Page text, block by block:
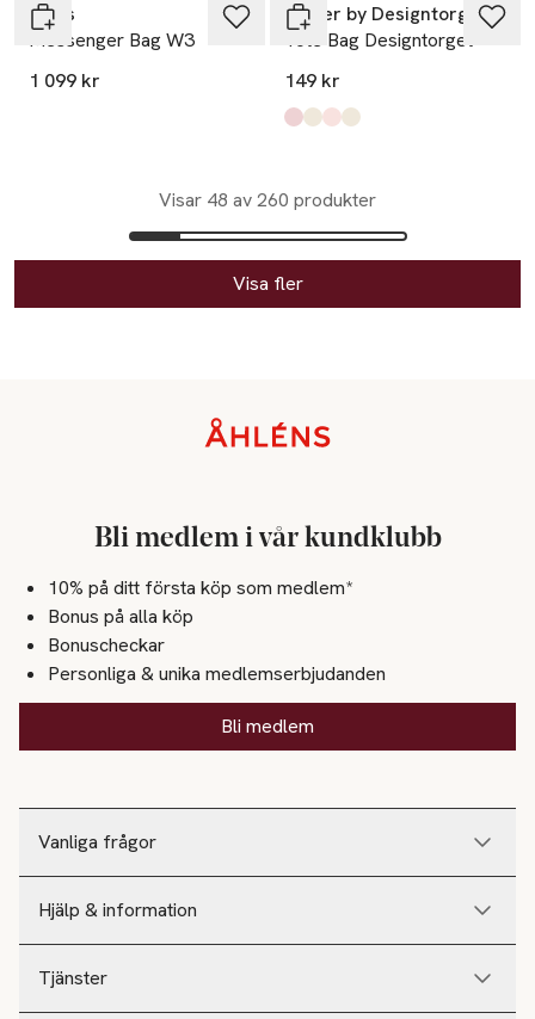
Rains
Messenger Bag W3
1 099 kr
Atelier by Designtorget
Tote Bag Designtorget
149 kr
Produkten finns i färgerna:
svart,
grön,
klargrön,
blå,
Visar 48 av 260 produkter
Visa fler
Vanliga frågor
Hjälp & information
Tjänster
Bli medlem i vår kundklubb
10% på ditt första köp som medlem*
Bonus på alla köp
Bonuscheckar
Personliga & unika medlemserbjudanden
Bli medlem